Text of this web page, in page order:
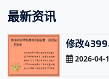
最新资讯
修改4399
2026-04-